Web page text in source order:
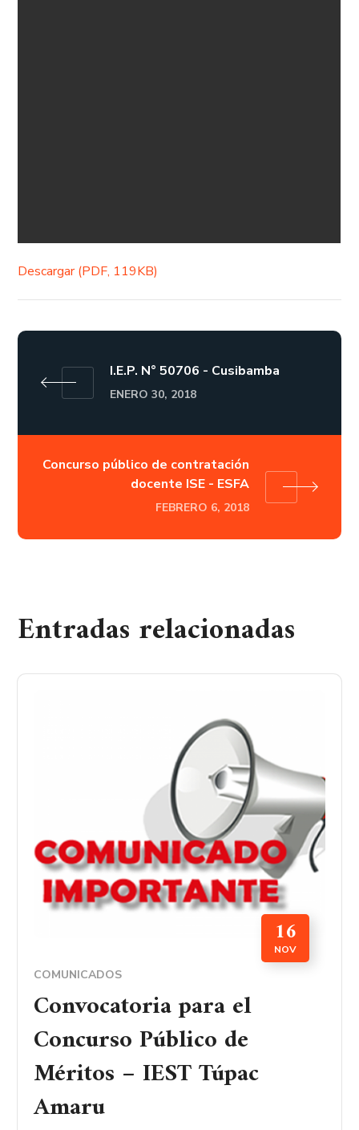
Descargar (PDF, 119KB)
I.E.P. N° 50706 - Cusibamba
ENERO 30, 2018
Concurso público de contratación
docente ISE - ESFA
FEBRERO 6, 2018
Entradas relacionadas
16
NOV
COMUNICADOS
Convocatoria para el
Concurso Público de
Méritos – IEST Túpac
Amaru